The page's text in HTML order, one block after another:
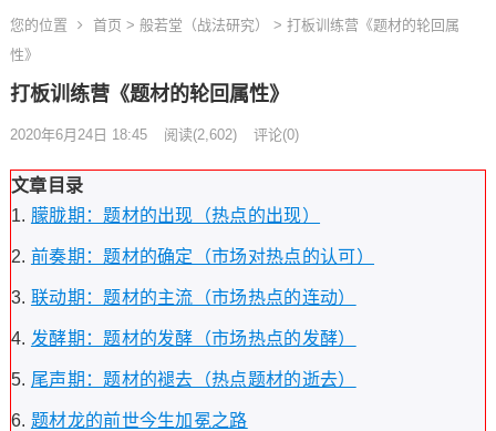
您的位置 首页 > 般若堂（战法研究）
> 打板训练营《题材的轮回属
性》
打板训练营《题材的轮回属性》
2020年6月24日 18:45 阅读(2,602) 评论(0)
文章目录
朦胧期：题材的出现（热点的出现）
前奏期：题材的确定（市场对热点的认可）
联动期：题材的主流（市场热点的连动）
发酵期：题材的发酵（市场热点的发酵）
尾声期：题材的褪去（热点题材的逝去）
题材龙的前世今生加冕之路